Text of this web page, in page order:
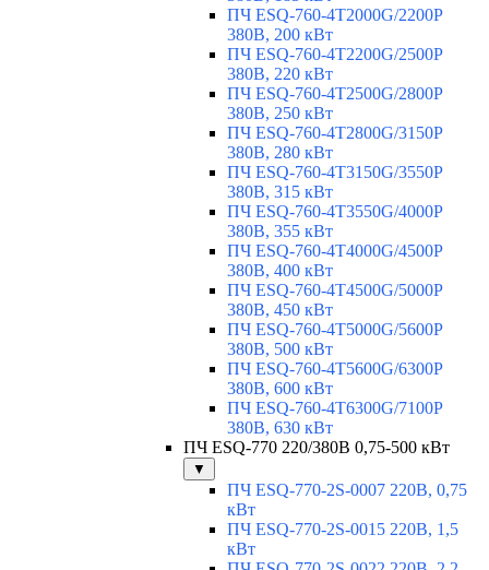
ПЧ ESQ-760-4T2000G/2200P
380В, 200 кВт
ПЧ ESQ-760-4T2200G/2500P
380В, 220 кВт
ПЧ ESQ-760-4T2500G/2800P
380В, 250 кВт
ПЧ ESQ-760-4T2800G/3150P
380В, 280 кВт
ПЧ ESQ-760-4T3150G/3550P
380В, 315 кВт
ПЧ ESQ-760-4T3550G/4000P
380В, 355 кВт
ПЧ ESQ-760-4T4000G/4500P
380В, 400 кВт
ПЧ ESQ-760-4T4500G/5000P
380В, 450 кВт
ПЧ ESQ-760-4T5000G/5600P
380В, 500 кВт
ПЧ ESQ-760-4T5600G/6300P
380В, 600 кВт
ПЧ ESQ-760-4T6300G/7100P
380В, 630 кВт
ПЧ ESQ-770 220/380В 0,75-500 кВт
▼
ПЧ ESQ-770-2S-0007 220В, 0,75
кВт
ПЧ ESQ-770-2S-0015 220В, 1,5
кВт